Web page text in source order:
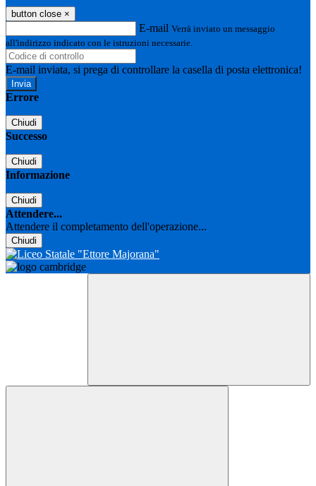
button close ×
E-mail Verrà inviato un messaggio
all'indirizzo indicato con le istruzioni necessarie.
E-mail inviata, si prega di controllare la casella di posta elettronica!
Errore
Chiudi
Successo
Chiudi
Informazione
Chiudi
Attendere...
Attendere il completamento dell'operazione...
Chiudi